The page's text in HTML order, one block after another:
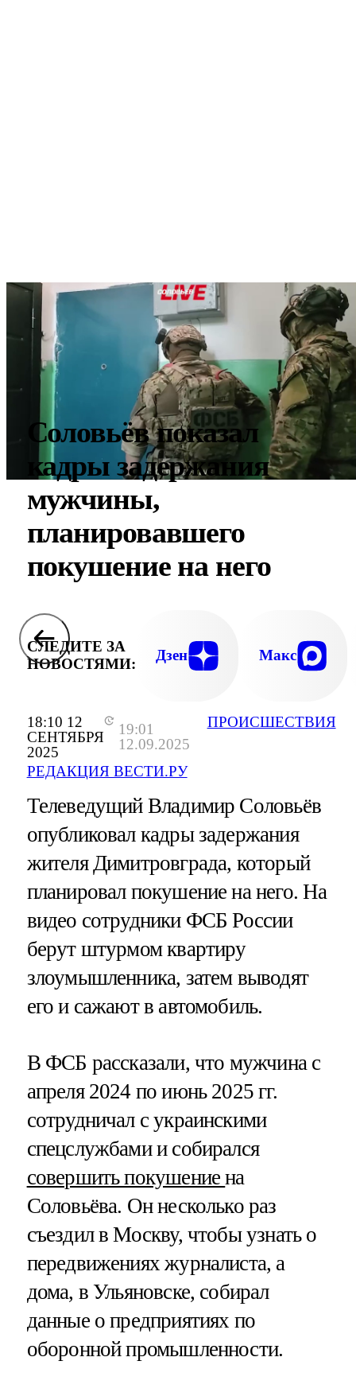
18:10 12
СЕНТЯБРЯ
2025
19:01
12.09.2025
РЕДАКЦИЯ ВЕСТИ.РУ
ПРОИСШЕСТВИЯ
Соловьёв показал
кадры задержания
мужчины,
планировавшего
покушение на него
СЛЕДИТЕ ЗА
НОВОСТЯМИ:
Дзен Макс
Телеведущий Владимир Соловьёв
опубликовал кадры задержания
жителя Димитровграда, который
планировал покушение на него. На
видео сотрудники ФСБ России
берут штурмом квартиру
злоумышленника, затем выводят
его и сажают в автомобиль.
В ФСБ рассказали, что мужчина с
апреля 2024 по июнь 2025 гг.
сотрудничал с украинскими
спецслужбами и собирался
совершить покушениена
Соловьёва. Он несколько раз
съездил в Москву, чтобы узнать о
передвижениях журналиста, а
дома, в Ульяновске, собирал
данные о предприятиях по
оборонной промышленности.